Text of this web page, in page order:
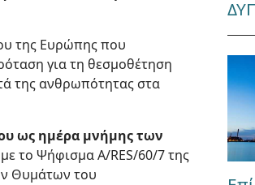
της Ευρώπης που
για τη θεσμοθέτηση
της ανθρωπότητας στα
ως ημέρα μνήμης των
το Ψήφισμα Α/RES/60/7 της
Θυμάτων του